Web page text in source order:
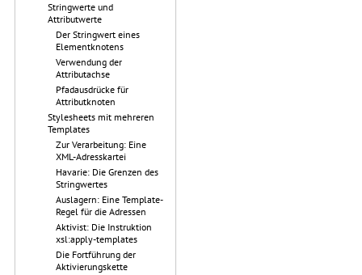
Stringwerte und
Attributwerte
Der Stringwert eines
Elementknotens
Verwendung der
Attributachse
Pfadausdrücke für
Attributknoten
Stylesheets mit mehreren
Templates
Zur Verarbeitung: Eine
XML-Adresskartei
Havarie: Die Grenzen des
Stringwertes
Auslagern: Eine Template-
Regel für die Adressen
Aktivist: Die Instruktion
xsl:apply-templates
Die Fortführung der
Aktivierungskette